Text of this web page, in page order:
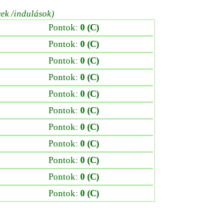
/indulások)
Pontok: 0 (C)
Pontok: 0 (C)
Pontok: 0 (C)
Pontok: 0 (C)
Pontok: 0 (C)
Pontok: 0 (C)
Pontok: 0 (C)
Pontok: 0 (C)
Pontok: 0 (C)
Pontok: 0 (C)
Pontok: 0 (C)